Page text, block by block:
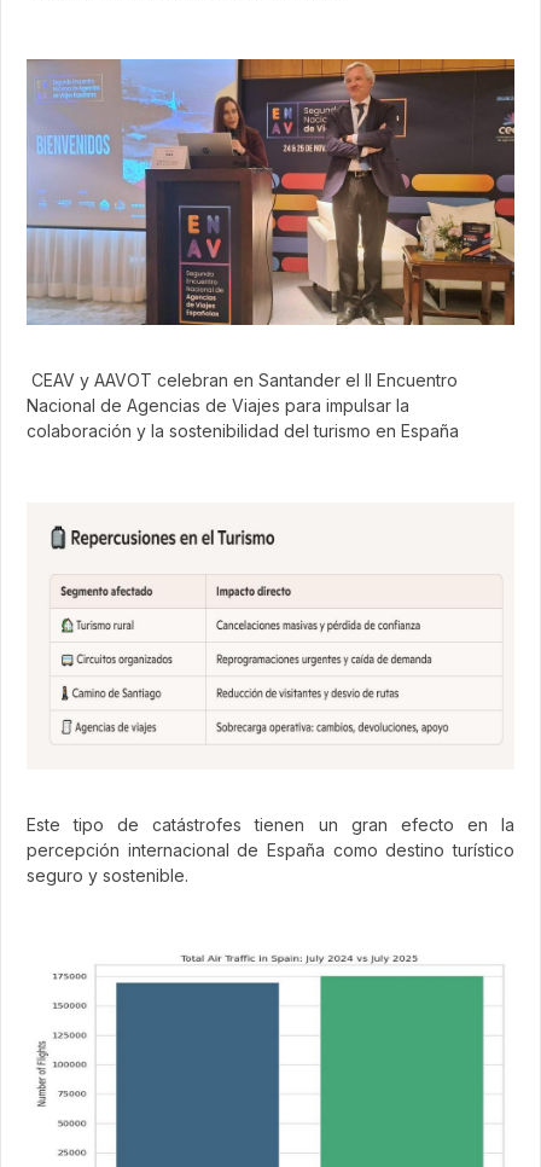
CEAV y AAVOT celebran en Santander el II Encuentro
Nacional de Agencias de Viajes para impulsar la
colaboración y la sostenibilidad del turismo en España
Este tipo de catástrofes tienen un gran efecto en la
percepción internacional de España como destino turístico
seguro y sostenible.